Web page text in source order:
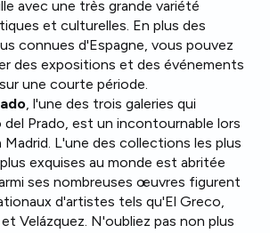
avec une très grande variété
et culturelles. En plus des
connues d'Espagne, vous pouvez
des expositions et des événements
une courte période.
, l'une des trois galeries qui
Prado, est un incontournable lors
L'une des collections les plus
exquises au monde est abritée
ses nombreuses œuvres figurent
d'artistes tels qu'El Greco,
Velázquez. N'oubliez pas non plus